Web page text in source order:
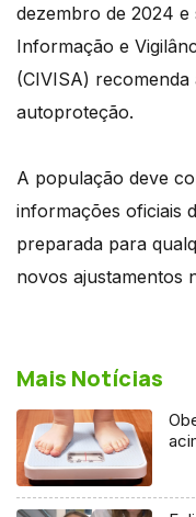
dezembro de 2024
Informação e
(CIVISA) recomenda
autoproteção.
A população deve
informações oficiais
preparada para
novos ajustamentos
Mais Notícias